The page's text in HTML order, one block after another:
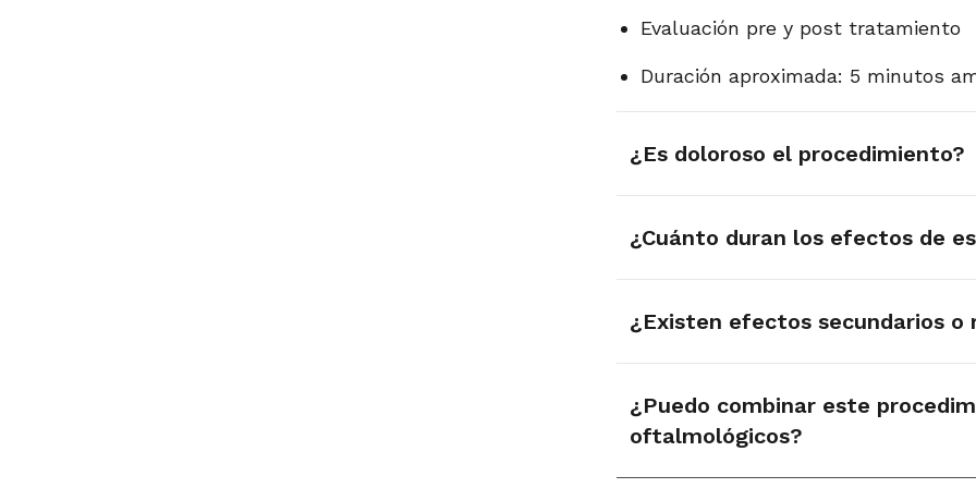
Evaluación pre y post tratamiento
Duración aproximada: 5 minutos
¿Es doloroso el procedimiento?
Gracias al uso de anestesia tópica,
¿Cuánto duran los efectos de
Los efectos del anestésico son
Durante ese período se
¿Existen efectos secundarios o
La tonometría aplanática es un
En casos poco frecuentes puede
¿Puedo combinar este
oftalmológicos?